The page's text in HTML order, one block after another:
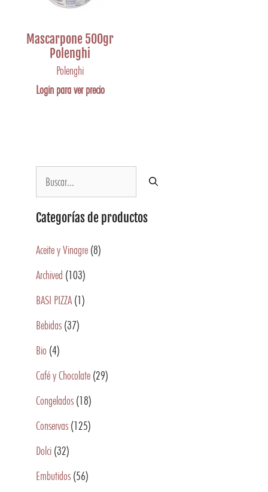
Categorías de productos
Aceite y Vinagre (8)
Archived (103)
BASI PIZZA (1)
Bebidas (37)
Bio (4)
Café y Chocolate (29)
Congelados (18)
Conservas (125)
Dolci (32)
Embutidos (56)
Mascarpone 500gr
Polenghi
Polenghi
Login para ver precio